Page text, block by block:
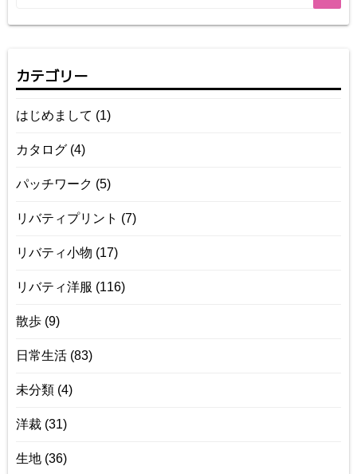
カテゴリー
はじめまして (1)
カタログ (4)
パッチワーク (5)
リバティプリント (7)
リバティ小物 (17)
リバティ洋服 (116)
散歩 (9)
日常生活 (83)
未分類 (4)
洋裁 (31)
生地 (36)